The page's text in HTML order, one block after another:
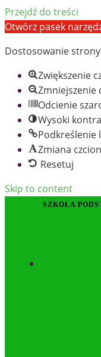
Przejdź do treści
Otwórz pasek
Dostosowanie strony
Zwiększenie
Zmniejszenie
Odcienie
Wysoki
Podkreślenie
Zmiana
Resetuj
Skip to content
SZKOŁA